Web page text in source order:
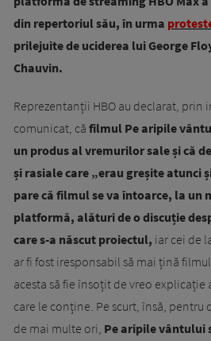
din repertoriul său, în urma
prilejuite de uciderea lui George
Chauvin.
Reprezentanții HBO au declarat, prin
comunicat, că filmul Pe aripile
un produs al vremurilor sale și că
și rasiale care „erau greșite atunci
pare că filmul se va întoarce, la un
platformă, alături de o discuție
care s-a născut proiectul, iar cei de
ar fi fost iresponsabil să mai țină
acesta să fie însoțit de vreo explicație
care le conține. Pe scurt, însă, pentru
de mai multe ori, Pe aripile vântului